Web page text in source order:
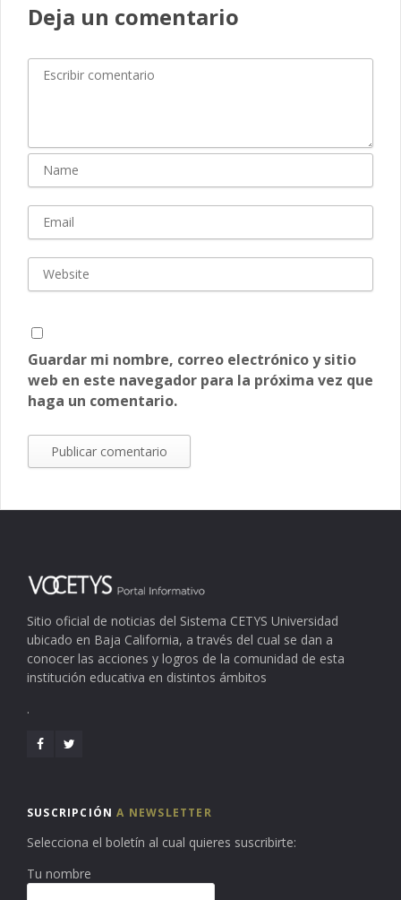
Deja un comentario
Guardar mi nombre, correo electrónico y sitio
web en este navegador para la próxima vez que
haga un comentario.
Sitio oficial de noticias del Sistema CETYS Universidad
ubicado en Baja California, a través del cual se dan a
conocer las acciones y logros de la comunidad de esta
institución educativa en distintos ámbitos
.
SUSCRIPCIÓNA NEWSLETTER
Selecciona el boletín al cual quieres suscribirte:
Tu nombre